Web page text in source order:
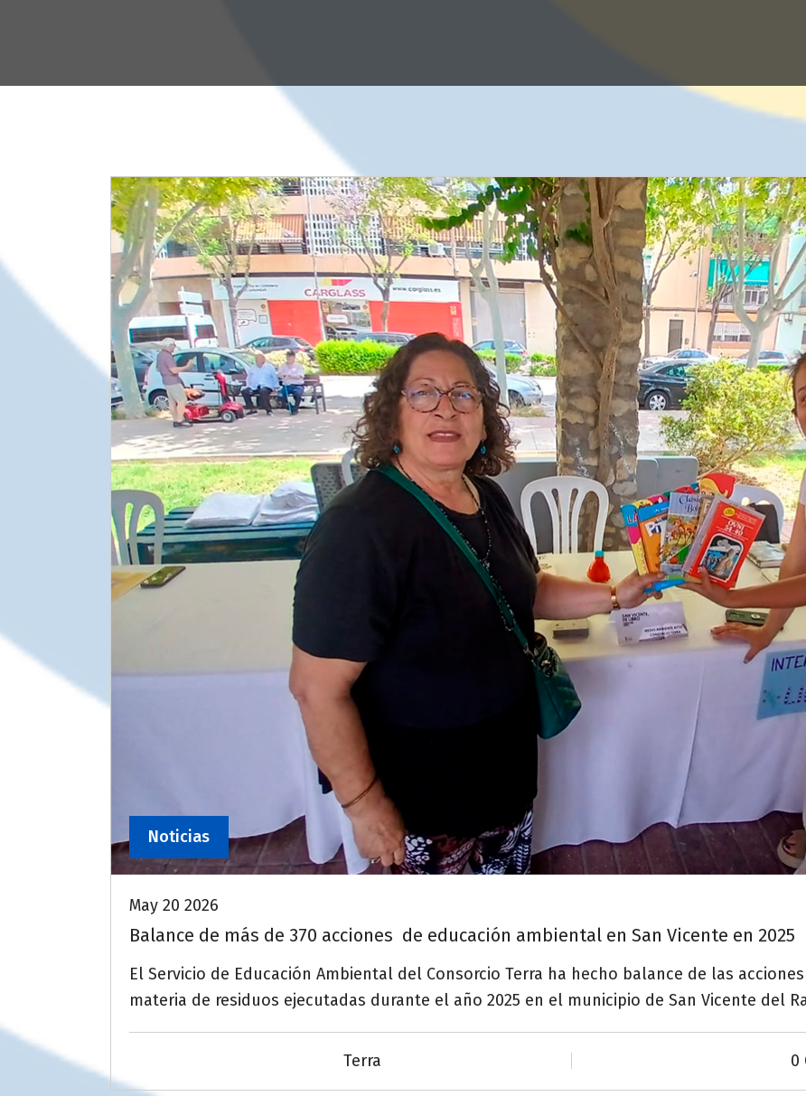
Noticias
May 20 2026
Balance de más de 370 acciones de educación ambiental en San Vicente en 2025
El Servicio de Educación Ambiental del Consorcio Terra ha hecho balance de las
materia de residuos ejecutadas durante el año 2025 en el municipio de San Vicente del
Terra 0